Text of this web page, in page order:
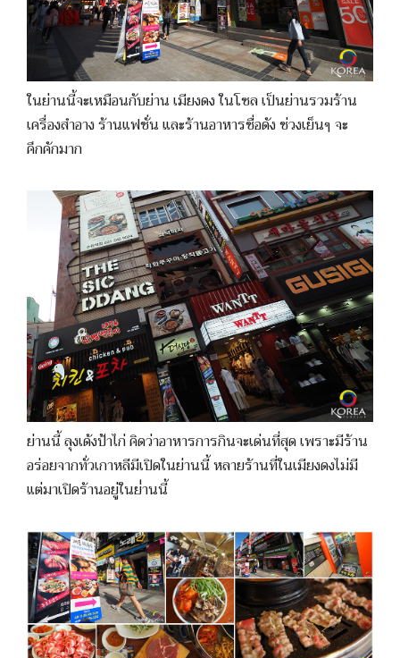
ในย่านนี้จะเหมือนกับย่าน เมียงดง ในโซล เป็นย่านรวมร้าน
เครื่องสำอาง ร้านแฟชั่น และร้านอาหารชื่อดัง ช่วงเย็นๆ จะ
คึกคักมาก
ย่านนี้ ลุงเด้งป้าไก่ คิดว่าอาหารการกินจะเด่นที่สุด เพราะมีร้าน
อร่อยจากทั่วเกาหลีมีเปิดในย่านนี้ หลายร้านที่ในเมียงดงไม่มี
แต่มาเปิดร้านอยู่ในย่่านนี้